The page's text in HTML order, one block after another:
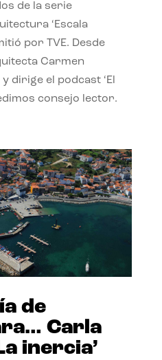
de la serie
‘Escala
por TVE. Desde
Carmen
dirige el podcast ‘El
consejo lector.
de
Carla
inercia’